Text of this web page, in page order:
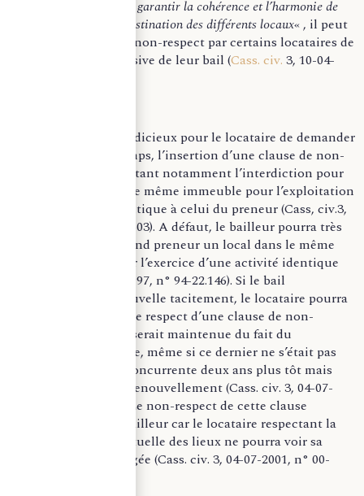
garantir la cohérence et l’harmonie de
l’aménagement et la destination des différents locaux« , il peut
être responsable du non-respect par certains locataires de
la destination exclusive de leur bail (Cass. civ. 3, 10-04-
Ainsi, il peut être judicieux pour le locataire de demander
dans un premier temps, l’insertion d’une clause de non-
concurrence permettant notamment l’interdiction pour
le bailleur de louer le même immeuble pour l’exploitation
d’un commerce identique à celui du preneur (Cass, civ.3,
07-04-1993, n°91-14503). A défaut, le bailleur pourra très
bien louer à un second preneur un local dans le même
immeuble et ce pour l’exercice d’une activité identique
(Cass. civ. 3, 14-05-1997, n° 94-22.146). Si le bail
commercial se renouvelle tacitement, le locataire pourra
toujours demander le respect d’une clause de non-
concurrence qui se serait maintenue du fait du
renouvellement et ce, même si ce dernier ne s’était pas
opposé à l’activité concurrente deux ans plus tôt mais
seulement après le renouvellement (Cass. civ. 3, 04-07-
2001, n° 00-11.563). Le non-respect de cette clause
n’engagera que le bailleur car le locataire respectant la
destination contractuelle des lieux ne pourra voir sa
responsabilité engagée (Cass. civ. 3, 04-07-2001, n° 00-